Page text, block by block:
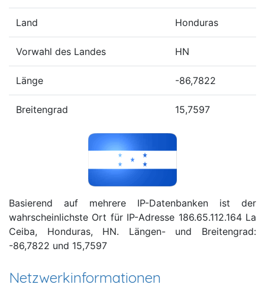
Land Honduras
Vorwahl des Landes HN
Länge -86,7822
Breitengrad 15,7597
Basierend auf mehrere IP-Datenbanken ist der
wahrscheinlichste Ort für IP-Adresse 186.65.112.164 La
Ceiba, Honduras, HN. Längen- und Breitengrad:
-86,7822 und 15,7597
Netzwerkinformationen